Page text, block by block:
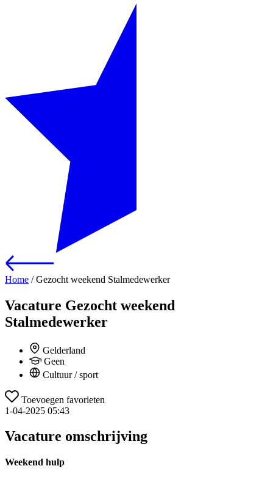
Home /Gezocht weekend Stalmedewerker
Vacature Gezocht weekend
Stalmedewerker
Gelderland
Geen
Cultuur / sport
Toevoegen favorieten
1-04-2025 05:43
Vacature omschrijving
Weekend hulp